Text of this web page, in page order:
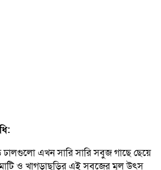
ঢালগুলো এখন সারি সারি সবুজ গাছে ছেয়ে
ও খাগড়াছড়ির এই সবুজের মূল উৎস